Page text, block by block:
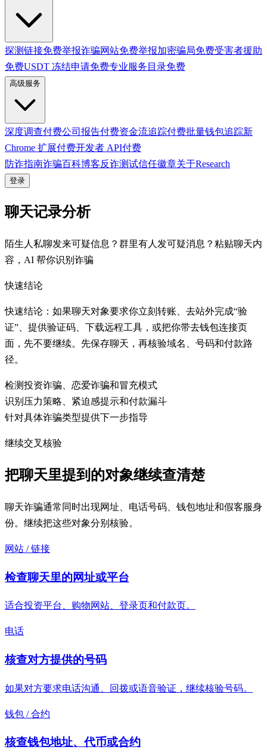
探测链接免费举报诈骗网站免费举报加密骗局免费受害者援助
免费USDT 冻结申请免费专业服务目录免费
高级服务
深度调查付费公司报告付费资金流追踪付费批量钱包追踪新
Chrome 扩展付费开发者 API付费
防诈指南诈骗百科博客反诈测试信任徽章关于Research
登录
聊天记录分析
陌生人私聊发来可疑信息？群里有人发可疑消息？粘贴聊天内
容，AI 帮你识别诈骗
快速结论
快速结论：如果聊天对象要求你立刻转账、去站外完成“验
证”、提供验证码、下载远程工具，或把你带去钱包连接页
面，先不要继续。先保存聊天，再核验域名、号码和付款路
径。
检测投资诈骗、恋爱诈骗和冒充模式
识别压力策略、紧迫感提示和付款漏斗
针对具体诈骗类型提供下一步指导
继续交叉核验
把聊天里提到的对象继续查清楚
聊天诈骗通常同时出现网址、电话号码、钱包地址和假客服身
份。继续把这些对象分别核验。
网站 / 链接
检查聊天里的网址或平台
适合投资平台、购物网站、登录页和付款页。
电话
核查对方提供的号码
如果对方要求电话沟通、回拨或语音验证，继续核验号码。
钱包 / 合约
核查钱包地址、代币或合约